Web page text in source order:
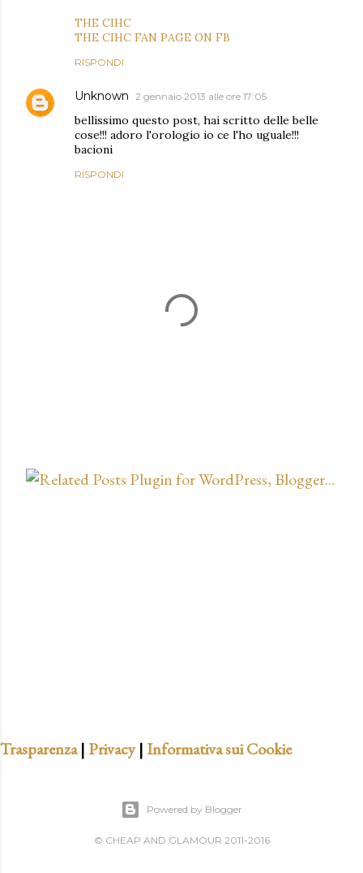
THE CIHC
THE CIHC FAN PAGE ON FB
RISPONDI
Unknown 2 gennaio 2013 alle ore 17:05
bellissimo questo post, hai scritto delle belle
cose!!! adoro l'orologio io ce l'ho uguale!!!
bacioni
RISPONDI
o
o
Trasparenza| Privacy| Informativa sui Cookie
Powered by Blogger
© CHEAP AND GLAMOUR 2011-2016